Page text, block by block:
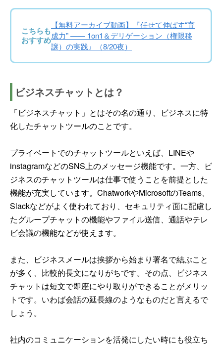
こちらも
おすすめ
【無料アーカイブ動画】『任せて伸ばす“育
成力” —— 1on1＆デリゲーション（権限移
譲）の実践』（8/20夜）
ビジネスチャットとは？
「ビジネスチャット」とはその名の通り、ビジネスに特
化したチャットツールのことです。
プライベートでのチャットツールといえば、LINEや
instagramなどのSNS上のメッセージ機能です。一方、ビ
ジネスのチャットツールは仕事で使うことを前提とした
機能が充実しています。ChatworkやMicrosoftのTeams、
Slackなどがよく使われており、セキュリティ面に配慮し
たグループチャットの機能やファイル送信、通話やテレ
ビ会議の機能などが使えます。
また、ビジネスメールは挨拶から始まり署名で結ぶこと
が多く、比較的長文になりがちです。その点、ビジネス
チャットは短文で即座にやり取りができることがメリッ
トです。いわば会話の延長線のようなものだと言えるで
しょう。
社内のコミュニケーションを活発にしたい時にも役立ち